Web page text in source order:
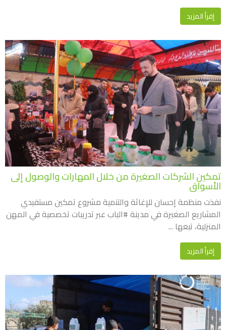
إقرأ المزيد
تمكين الشركات الصغيرة من خلال المهارات والوصول إلى
الأسواق
نفذت منظمة إحسان للإغاثة والتنمية مشروع تمكين مستفيدي
المشاريع الصغيرة في مدينة #الباب عبر تدريبات تخصصية في المهن
المنزلية، تبعها ...
إقرأ المزيد